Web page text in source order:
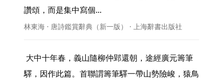
讚頌，而是集中寫個...
林東海 · 唐詩鑑賞辭典（新一版） · 上海辭書出版社
驛，因作此篇。首聯謂籌筆驛一帶山勢險峻，猿鳥